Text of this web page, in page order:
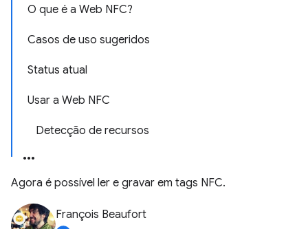
O que é a Web NFC?
Casos de uso sugeridos
Status atual
Usar a Web NFC
Detecção de recursos
Agora é possível ler e gravar em tags NFC.
François Beaufort